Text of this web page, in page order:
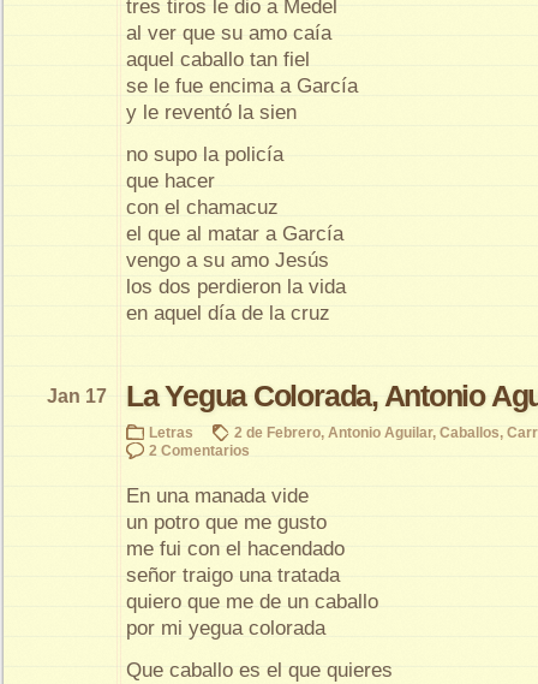
tres tiros le dio a Medel
al ver que su amo caía
aquel caballo tan fiel
se le fue encima a García
y le reventó la sien
no supo la policía
que hacer
con el chamacuz
el que al matar a García
vengo a su amo Jesús
los dos perdieron la vida
en aquel día de la cruz
La Yegua Colorada, Antonio
Jan 17
Letras 2 de Febrero, Antonio Aguilar, Caballos,
2 Comentarios
En una manada vide
un potro que me gusto
me fui con el hacendado
señor traigo una tratada
quiero que me de un caballo
por mi yegua colorada
Que caballo es el que quieres